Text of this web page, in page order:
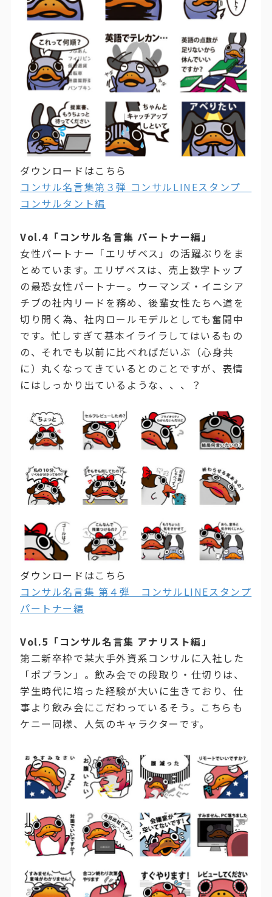
ダウンロードはこちら
コンサル名言集第３弾 コンサルLINEスタンプ
コンサルタント編
Vol.4「コンサル名言集 パートナー編」
女性パートナー「エリザベス」の活躍ぶりをま
とめています。エリザベスは、売上数字トップ
の最恐女性パートナー。ウーマンズ・イニシア
チブの社内リードを務め、後輩女性たちへ道を
切り開く為、社内ロールモデルとしても奮闘中
です。忙しすぎて基本イライラしてはいるもの
の、それでも以前に比べればだいぶ（心身共
に）丸くなってきているとのことですが、表情
にはしっかり出ているような、、、？
ダウンロードはこちら
コンサル名言集 第４弾 コンサルLINEスタンプ
パートナー編
Vol.5「コンサル名言集 アナリスト編」
第二新卒枠で某大手外資系コンサルに入社した
「ポプラン」。飲み会での段取り・仕切りは、
学生時代に培った経験が大いに生きており、仕
事より飲み会にこだわっているそう。こちらも
ケニー同様、人気のキャラクターです。